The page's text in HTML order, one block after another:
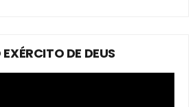
DE DEUS